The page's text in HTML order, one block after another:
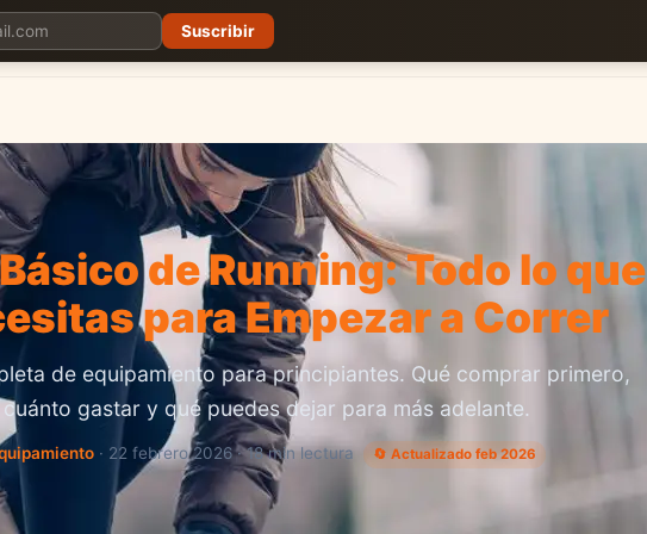
BlogCarreras Precios
de Running: Todo lo que
para Empezar a Correr
de equipamiento para principiantes. Qué comprar primero,
cuánto gastar y qué puedes dejar para más adelante.
· 22 febrero 2026 · 18 min lectura 🔄 Actualizado feb 2026
Suscribir